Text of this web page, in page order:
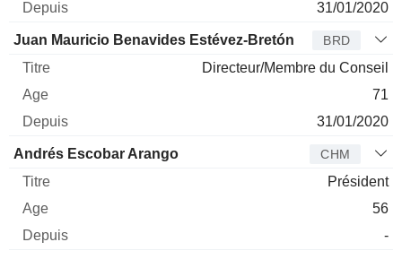
31/01/2020
Juan Mauricio Benavides Estévez-Bretón BRD
Directeur/Membre du Conseil
71
31/01/2020
Andrés Escobar Arango CHM
Président
56
-